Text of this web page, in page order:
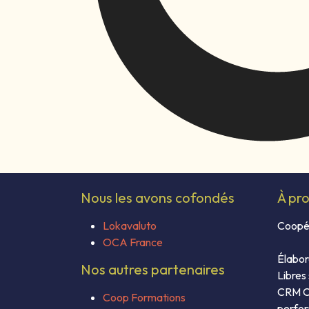
Nous les avons cofondés
Lokavaluto
OCA France
Nos autres partenaires
Coop Formations
À
CRM